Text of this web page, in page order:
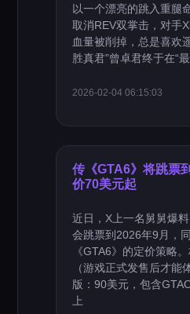
以一个漂亮的跳入重腿
取消REV双掌击，对手
血量被削掉，总是喜欢
胜真君”曾卓君终于在“
2026-02-04 06:15:03
传《GTA6》将跳票
价70美元起
近日，X上一名舅舅爆
会跳票到2026年9月，
《GTA6》的定价策略
（游戏正式发售后才能
版：90美元，包含
上